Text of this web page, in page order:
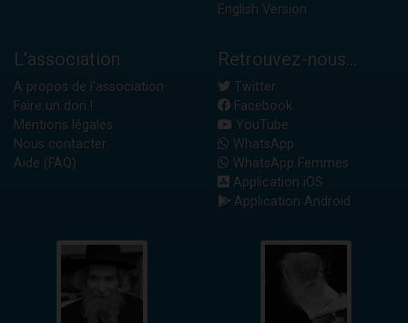
English Version
L'association
A propos de l'association
Faire un don !
Mentions légales
Nous contacter
Aide (FAQ)
Retrouvez-nous...
Twitter
Facebook
YouTube
WhatsApp
WhatsApp Femmes
Application iOS
Application Android